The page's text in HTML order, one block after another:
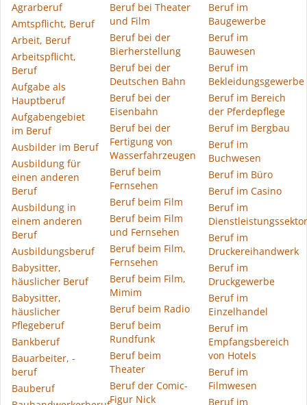
Agrarberuf
Amtspflicht, Beruf
Arbeit, Beruf
Arbeitspflicht,
Beruf
Aufgabe als
Hauptberuf
Aufgabengebiet
im Beruf
Ausbilder im Beruf
Ausbildung für
einen anderen
Beruf
Ausbildung in
einem anderen
Beruf
Ausbildungsberuf
Babysitter,
häuslicher Beruf
Babysitter,
häuslicher
Pflegeberuf
Bankberuf
Bauarbeiter, -
beruf
Bauberuf
Beruf bei Theater
und Film
Beruf bei der
Bierherstellung
Beruf bei der
Deutschen Bahn
Beruf bei der
Eisenbahn
Beruf bei der
Fertigung von
Wasserfahrzeugen
Beruf beim
Fernsehen
Beruf beim Film
Beruf beim Film
und Fernsehen
Beruf beim Film,
Fernsehen
Beruf beim Film,
Mimim
Beruf beim Radio
Beruf beim
Rundfunk
Beruf beim
Theater
Beruf der Comic-
Figur Nick
Beruf im
Baugewerbe
Beruf im
Bauwesen
Beruf im
Bekleidungsgewerbe
Beruf im Bereich
der Pferdepflege
Beruf im Bergbau
Beruf im
Buchwesen
Beruf im Büro
Beruf im Casino
Beruf im
Dienstleistungssektor
Beruf im
Druckereihandwerk
Beruf im
Druckgewerbe
Beruf im
Einzelhandel
Beruf im
Empfangsbereich
von Hotels
Beruf im
Filmwesen
Beruf im